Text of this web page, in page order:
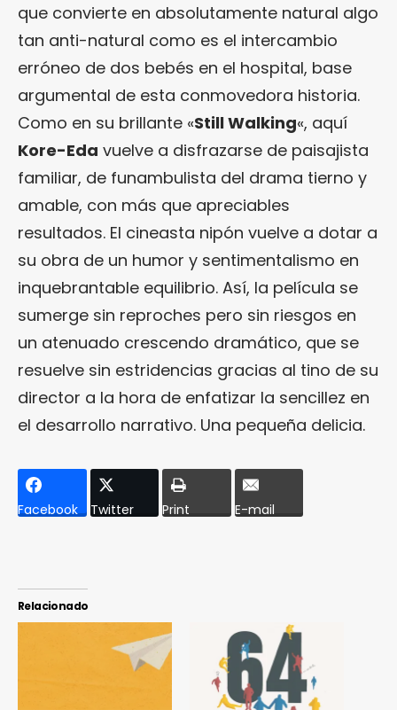
que convierte en absolutamente natural algo
tan anti-natural como es el intercambio
erróneo de dos bebés en el hospital, base
argumental de esta conmovedora historia.
Como en su brillante «Still Walking«, aquí
Kore-Eda vuelve a disfrazarse de paisajista
familiar, de funambulista del drama tierno y
amable, con más que apreciables
resultados. El cineasta nipón vuelve a dotar a
su obra de un humor y sentimentalismo en
inquebrantable equilibrio. Así, la película se
sumerge sin reproches pero sin riesgos en
un atenuado crescendo dramático, que se
resuelve sin estridencias gracias al tino de su
director a la hora de enfatizar la sencillez en
el desarrollo narrativo. Una pequeña delicia.
Facebook Twitter Print E-mail
Relacionado